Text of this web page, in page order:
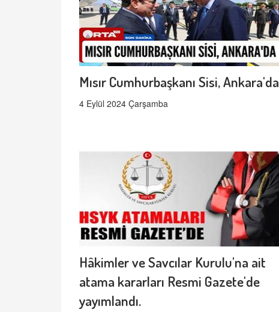
Mısır Cumhurbaşkanı Sisi, Ankara'da
4 Eylül 2024 Çarşamba
Hâkimler ve Savcılar Kurulu'na ait
atama kararları Resmi Gazete'de
yayımlandı.